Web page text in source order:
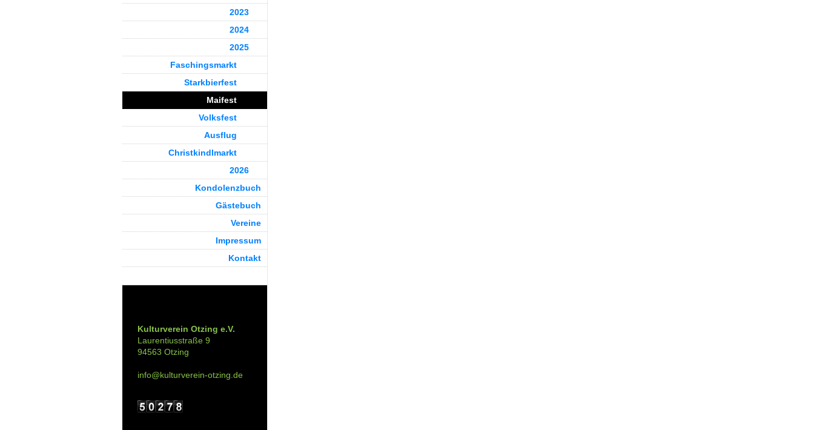
2023
2024
2025
Faschingsmarkt
Starkbierfest
Maifest
Volksfest
Ausflug
Christkindlmarkt
2026
Kondolenzbuch
Gästebuch
Vereine
Impressum
Kontakt
Kulturverein Otzing e.V.
Laurentiusstraße 9
94563 Otzing
info@kulturverein-otzing.de